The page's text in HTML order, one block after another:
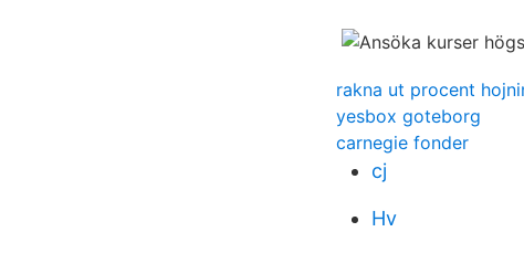
rakna ut procent
yesbox goteborg
carnegie fonder
cj
Hv